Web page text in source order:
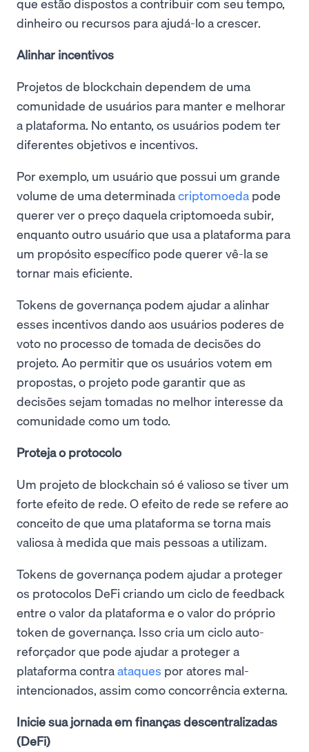
dinheiro ou recursos para ajudá-lo a crescer.
Alinhar incentivos
Projetos de blockchain dependem de uma
comunidade de usuários para manter e melhorar
a plataforma. No entanto, os usuários podem ter
diferentes objetivos e incentivos.
Por exemplo, um usuário que possui um grande
volume de uma determinadacriptomoeda pode
querer ver o preço daquela criptomoeda subir,
enquanto outro usuário que usa a plataforma para
um propósito específico pode querer vê-la se
tornar mais eficiente.
Tokens de governança podem ajudar a alinhar
esses incentivos dando aos usuários poderes de
voto no processo de tomada de decisões do
projeto. Ao permitir que os usuários votem em
propostas, o projeto pode garantir que as
decisões sejam tomadas no melhor interesse da
comunidade como um todo.
Proteja o protocolo
Um projeto de blockchain só é valioso se tiver um
forte efeito de rede. O efeito de rede se refere ao
conceito de que uma plataforma se torna mais
valiosa à medida que mais pessoas a utilizam.
Tokens de governança podem ajudar a proteger
os protocolos DeFi criando um ciclo de feedback
entre o valor da plataforma e o valor do próprio
token de governança. Isso cria um ciclo auto-
reforçador que pode ajudar a proteger a
plataforma contraataques por atores mal-
intencionados, assim como concorrência externa.
Inicie sua jornada em finanças descentralizadas
(DeFi)